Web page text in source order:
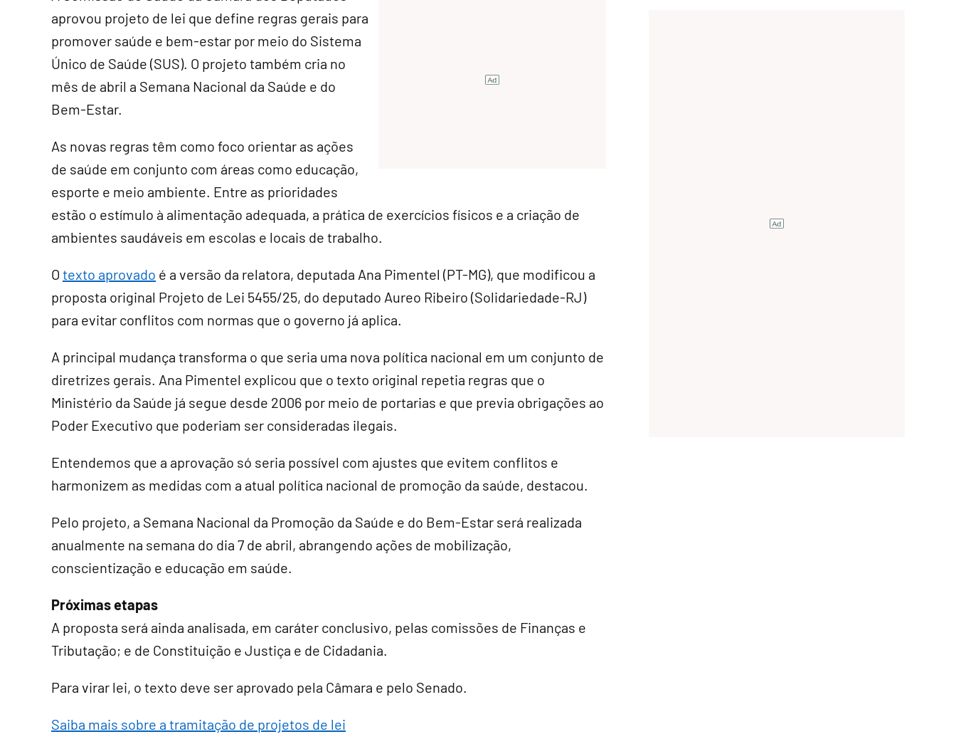
aprovou projeto de lei que define regras gerais para
promover saúde e bem-estar por meio do Sistema
Único de Saúde (SUS). O projeto também cria no
mês de abril a Semana Nacional da Saúde e do
Bem-Estar.
As novas regras têm como foco orientar as ações
de saúde em conjunto com áreas como educação,
esporte e meio ambiente. Entre as prioridades
estão o estímulo à alimentação adequada, a prática de exercícios físicos e a criação de
ambientes saudáveis em escolas e locais de trabalho.
O texto aprovado é a versão da relatora, deputada Ana Pimentel (PT-MG), que modificou a
proposta original Projeto de Lei 5455/25, do deputado Aureo Ribeiro (Solidariedade-RJ)
para evitar conflitos com normas que o governo já aplica.
A principal mudança transforma o que seria uma nova política nacional em um conjunto de
diretrizes gerais. Ana Pimentel explicou que o texto original repetia regras que o
Ministério da Saúde já segue desde 2006 por meio de portarias e que previa obrigações ao
Poder Executivo que poderiam ser consideradas ilegais.
Entendemos que a aprovação só seria possível com ajustes que evitem conflitos e
harmonizem as medidas com a atual política nacional de promoção da saúde, destacou.
Pelo projeto, a Semana Nacional da Promoção da Saúde e do Bem-Estar será realizada
anualmente na semana do dia 7 de abril, abrangendo ações de mobilização,
conscientização e educação em saúde.
Próximas etapas
A proposta será ainda analisada, em caráter conclusivo, pelas comissões de Finanças e
Tributação; e de Constituição e Justiça e de Cidadania.
Para virar lei, o texto deve ser aprovado pela Câmara e pelo Senado.
Saiba mais sobre a tramitação de projetos de lei